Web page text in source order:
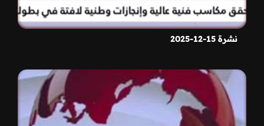
نشرة 15-12-2025